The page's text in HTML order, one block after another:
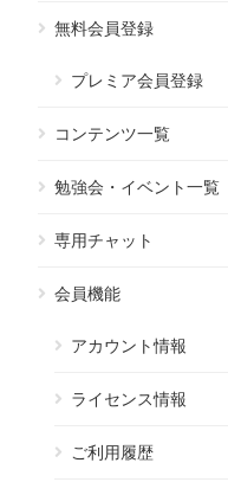
無料会員登録
プレミア会員登録
コンテンツ一覧
勉強会・イベント一覧
専用チャット
会員機能
アカウント情報
ライセンス情報
ご利用履歴